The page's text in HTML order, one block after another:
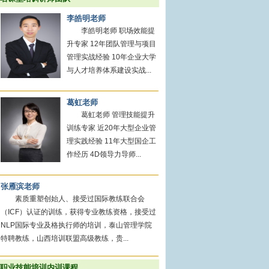
李皓明老师
李皓明老师 职场效能提
升专家 12年团队管理与项目
管理实战经验 10年企业大学
与人才培养体系建设实战...
葛虹老师
葛虹老师 管理技能提升
训练专家 近20年大型企业管
理实践经验 11年大型国企工
作经历 4D领导力导师...
张雁滨老师
素质重塑创始人、接受过国际教练联合会
（ICF）认证的训练，获得专业教练资格，接受过
NLP国际专业及格执行师的培训，泰山管理学院
特聘教练，山西培训联盟高级教练，贵...